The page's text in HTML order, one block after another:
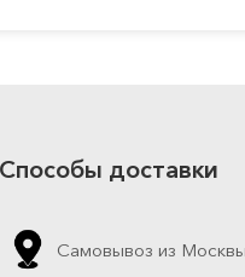
Способы доставки
Самовывоз из